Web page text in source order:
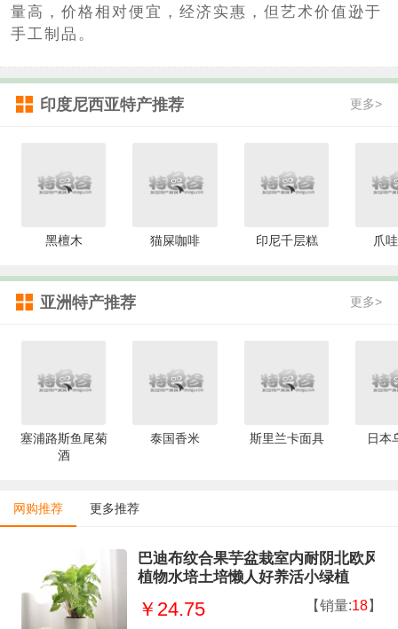
量高，价格相对便宜，经济实惠，但艺术价值逊于
手工制品。
印度尼西亚特产推荐 更多>
黑檀木 猫屎咖啡 印尼千层糕 爪
亚洲特产推荐 更多>
塞浦路斯鱼尾菊
酒
泰国香米 斯里兰卡面具 日本
网购推荐 更多推荐
巴迪布纹合果芋盆栽室内耐阴北欧风
植物水培土培懒人好养活小绿植
￥24.75 【销量:18】